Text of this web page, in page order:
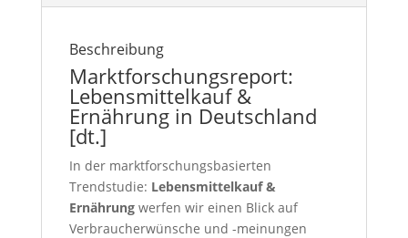
Beschreibung
Marktforschungsreport:
Lebensmittelkauf &
Ernährung in Deutschland
[dt.]
In der marktforschungsbasierten
Trendstudie: Lebensmittelkauf &
Ernährungwerfen wir einen Blick auf
Verbraucherwünsche und -meinungen